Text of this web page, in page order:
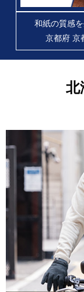
和紙の質感
京都府 京
北